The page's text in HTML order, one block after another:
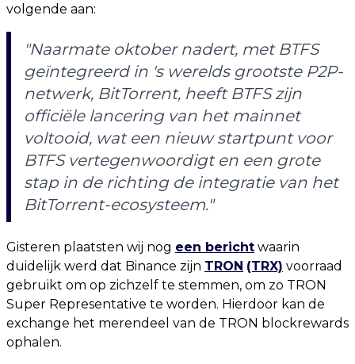
volgende aan:
"Naarmate oktober nadert, met BTFS
geïntegreerd in 's werelds grootste P2P-
netwerk, BitTorrent, heeft BTFS zijn
officiële lancering van het mainnet
voltooid, wat een nieuw startpunt voor
BTFS vertegenwoordigt en een grote
stap in de richting de integratie van het
BitTorrent-ecosysteem."
Gisteren plaatsten wij nog een bericht waarin
duidelijk werd dat Binance zijn TRON (TRX) voorraad
gebruikt om op zichzelf te stemmen, om zo TRON
Super Representative te worden. Hierdoor kan de
exchange het merendeel van de TRON blockrewards
ophalen.